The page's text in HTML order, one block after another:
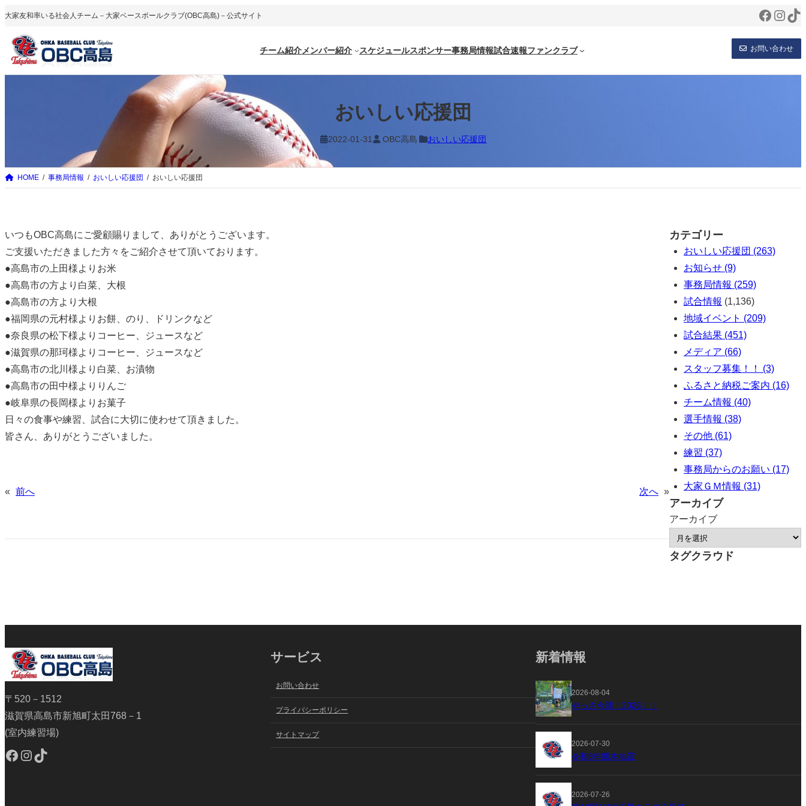
内
を
ス
大家友和率いる社会人チーム－大家ベースボールクラブ(OBC高島)－公式サイト
チーム紹介メンバー紹介 スケジュールスポンサー事務局情報試合速報ファンクラブ お問い合わせ
おいしい応援団
2022-01-31 OBC高島 おいしい応援団
HOME 事務局情報 おいしい応援団 おいしい応援団
いつもOBC高島にご愛顧賜りまして、ありがとうございます。
ご支援いただきました方々をご紹介させて頂いております。
●高島市の上田様よりお米
●高島市の方より白菜、大根
●高島市の方より大根
●福岡県の元村様よりお餅、のり、ドリンクなど
●奈良県の松下様よりコーヒー、ジュースなど
●滋賀県の那珂様よりコーヒー、ジュースなど
●高島市の北川様より白菜、お漬物
●高島市の田中様よりりんご
●岐阜県の長岡様よりお菓子
日々の食事や練習、試合に大切に使わせて頂きました。
皆さん、ありがとうございました。
« 前へ 次へ »
カテゴリー
おいしい応援団 (263)
お知らせ (9)
事務局情報 (259)
試合情報 (1,136)
地域イベント (209)
試合結果 (451)
メディア (66)
スタッフ募集！！ (3)
ふるさと納税ご案内 (16)
チーム情報 (40)
選手情報 (38)
その他 (61)
練習 (37)
事務局からのお願い (17)
大家ＧＭ情報 (31)
アーカイブ
アーカイブ
タグクラウド
〒520－1512
滋賀県高島市新旭町太田768－1
(室内練習場)
Facebook Instagram TikTok
サービス
お問い合わせ
プライバシーポリシー
サイトマップ
新着情報
2026-08-04
やっさ今津！2026！！
2026-07-30
令和8年熊本地震
2026-07-26